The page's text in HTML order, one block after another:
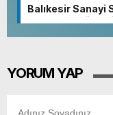
Balıkesir Sanayi
52. Sokak
YORUM YAP